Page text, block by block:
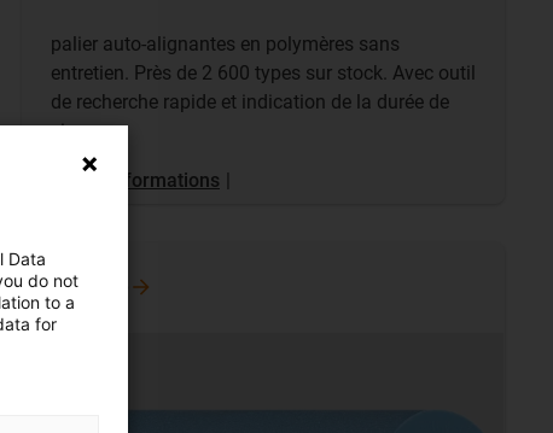
palier auto-alignantes en polymères sans
entretien. Près de 2 600 types sur stock. Avec outil
de recherche rapide et indication de la durée de
vie.
Plus d’informations |
Boutique
Data
do not
to a
for